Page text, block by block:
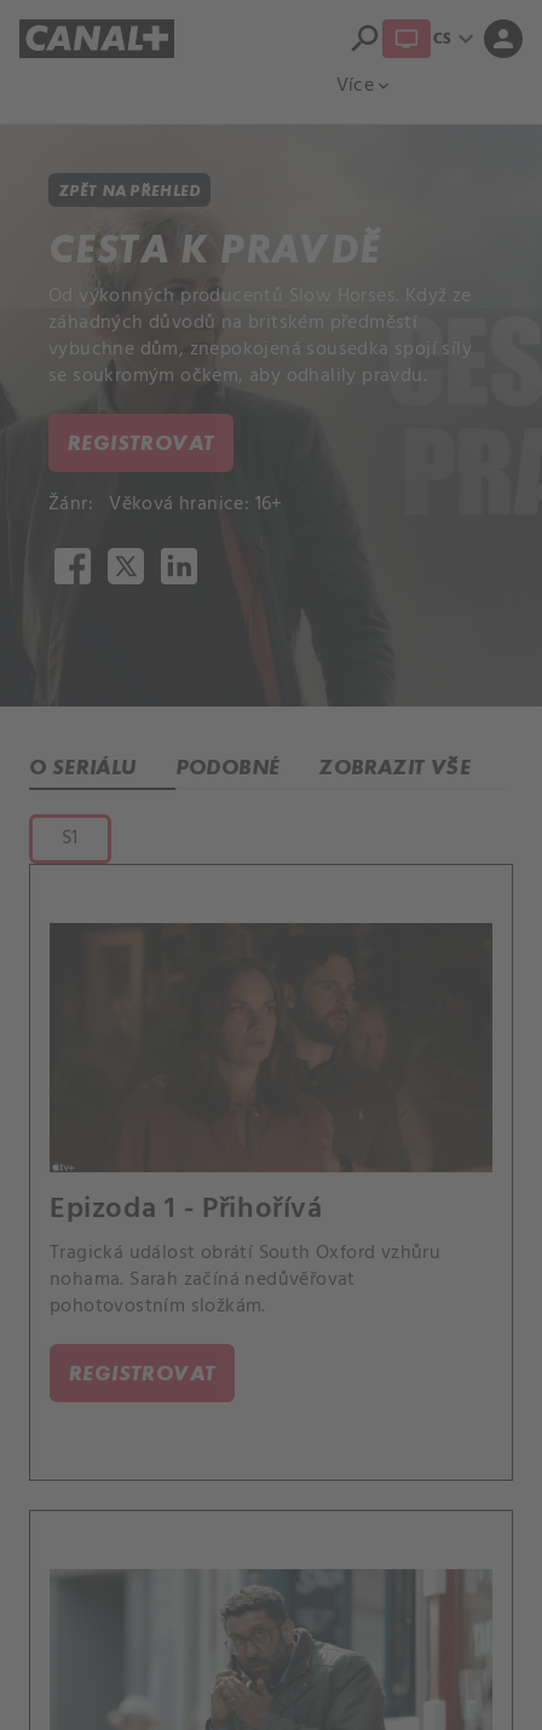
Více expand_more
search CS expand_more person
ZPĚT NA PŘEHLED
CESTA K PRAVDĚ
Od výkonných producentů Slow Horses. Když ze
záhadných důvodů na britském předměstí
vybuchne dům, znepokojená sousedka spojí síly
se soukromým očkem, aby odhalily pravdu.
REGISTROVAT
Žánr: Věková hranice: 16+
O SERIÁLU PODOBNÉ ZOBRAZIT VŠE
S1
Epizoda 1 - Přihořívá
Tragická událost obrátí South Oxford vzhůru
nohama. Sarah začíná nedůvěřovat
pohotovostním složkám.
REGISTROVAT